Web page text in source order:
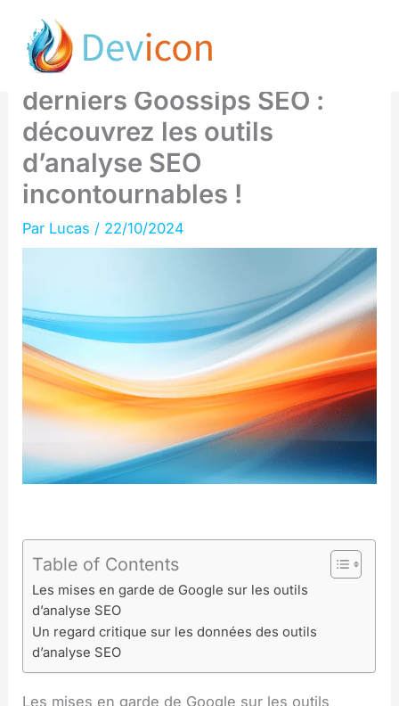
contenu
Booster votre
référencement avec les
derniers Goossips SEO :
découvrez les outils
d’analyse SEO
incontournables !
Par Lucas / 22/10/2024
Table of Contents
Les mises en garde de Google sur les outils
d’analyse SEO
Un regard critique sur les données des outils
d’analyse SEO
Les mises en garde de Google sur les outils